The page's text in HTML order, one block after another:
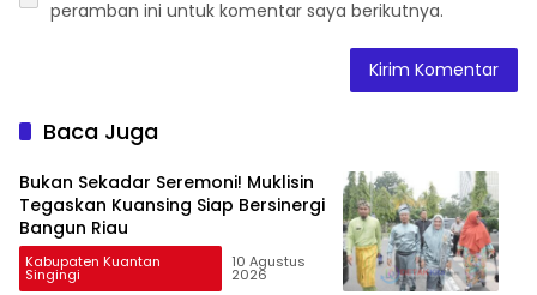
peramban ini untuk komentar saya berikutnya.
Baca Juga
Bukan Sekadar Seremoni! Muklisin
Tegaskan Kuansing Siap Bersinergi
Bangun Riau
Kabupaten Kuantan
Singingi
10 Agustus
2026